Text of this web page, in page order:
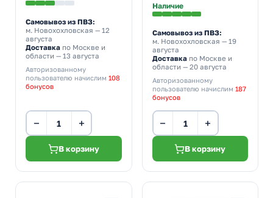
Самовывоз из ПВЗ:
м. Новохохловская — 12
августа
Доставка по Москве и
области — 13 августа
Авторизованному
пользователю начислим 108
бонусов
− +
В корзину
Наличие
Самовывоз из ПВЗ:
м. Новохохловская — 19
августа
Доставкапо Москве и
области — 20 августа
Авторизованному
пользователю начислим 187
бонусов
− +
В корзину